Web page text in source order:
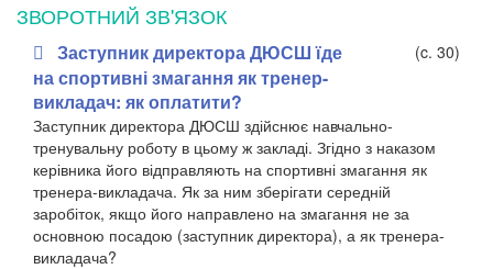
ЗВОРОТНИЙ ЗВ'ЯЗОК
Заступник директора ДЮСШ їде
на спортивні змагання як тренер-
викладач: як оплатити?
(c. 30)
Заступник директора ДЮСШ здійснює навчально-
тренувальну роботу в цьому ж закладі. Згідно з наказом
керівника його відправляють на спортивні змагання як
тренера-викладача. Як за ним зберігати середній
заробіток, якщо його направлено на змагання не за
основною посадою (заступник директора), а як тренера-
викладача?